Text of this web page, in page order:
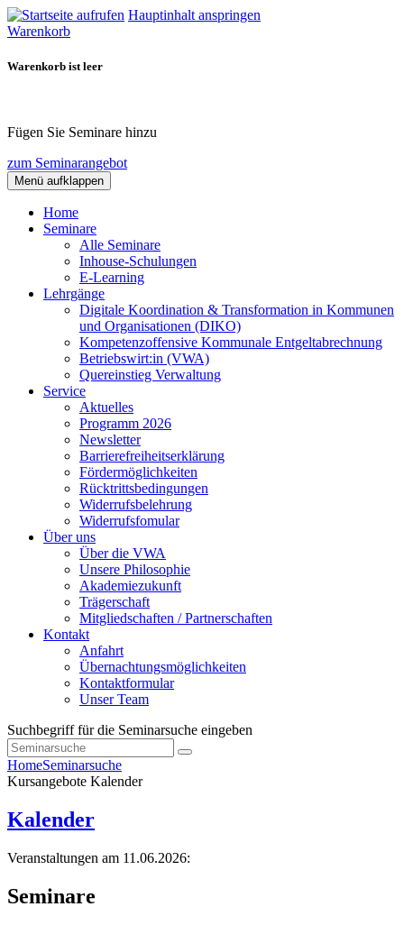
Hauptinhalt anspringen
Warenkorb
Warenkorb ist leer
Fügen Sie Seminare hinzu
zum Seminarangebot
Menü aufklappen
Home
Seminare
Alle Seminare
Inhouse-Schulungen
E-Learning
Lehrgänge
Digitale Koordination & Transformation in Kommunen
und Organisationen (DIKO)
Kompetenzoffensive Kommunale Entgeltabrechnung
Betriebswirt:in (VWA)
Quereinstieg Verwaltung
Service
Aktuelles
Programm 2026
Newsletter
Barrierefreiheitserklärung
Fördermöglichkeiten
Rücktrittsbedingungen
Widerrufsbelehrung
Widerrufsfomular
Über uns
Über die VWA
Unsere Philosophie
Akademiezukunft
Trägerschaft
Mitgliedschaften / Partnerschaften
Kontakt
Anfahrt
Übernachtungsmöglichkeiten
Kontaktformular
Unser Team
Suchbegriff für die Seminarsuche eingeben
HomeSeminarsuche
Kursangebote Kalender
Kalender
Veranstaltungen am 11.06.2026:
Seminare